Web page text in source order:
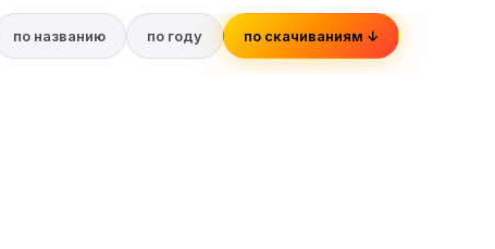
по названию по году по скачиваниям ↓